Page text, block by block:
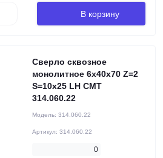
В корзину
Сверло сквозное
монолитное 6x40x70 Z=2
S=10x25 LH CMT
314.060.22
Модель: 314.060.22
Артикул: 314.060.22
0